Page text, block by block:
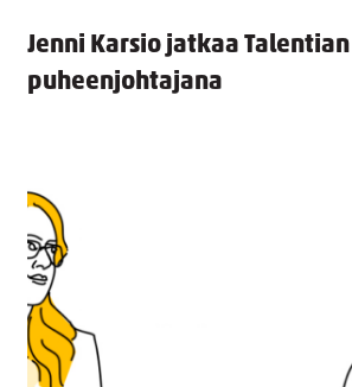
Jenni Karsio jatkaa Talentian
puheenjohtajana